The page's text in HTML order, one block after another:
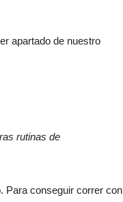
apartado de nuestro
rutinas de
Para conseguir correr con